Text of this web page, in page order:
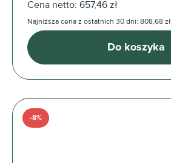
Cena netto: 657,46 zł
Najniższa cena z ostatnich 30 dni: 808,68 zł
Do koszyka
-8%